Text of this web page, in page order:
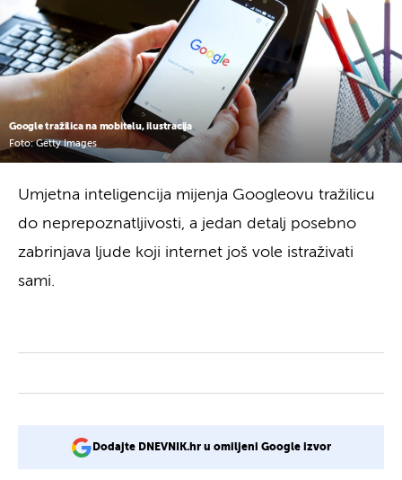
Google tražilica na mobitelu, ilustracija
Foto: Getty Images
Umjetna inteligencija mijenja Googleovu tražilicu
do neprepoznatljivosti, a jedan detalj posebno
zabrinjava ljude koji internet još vole istraživati
sami.
Dodajte DNEVNIK.hr u omiljeni Google izvor